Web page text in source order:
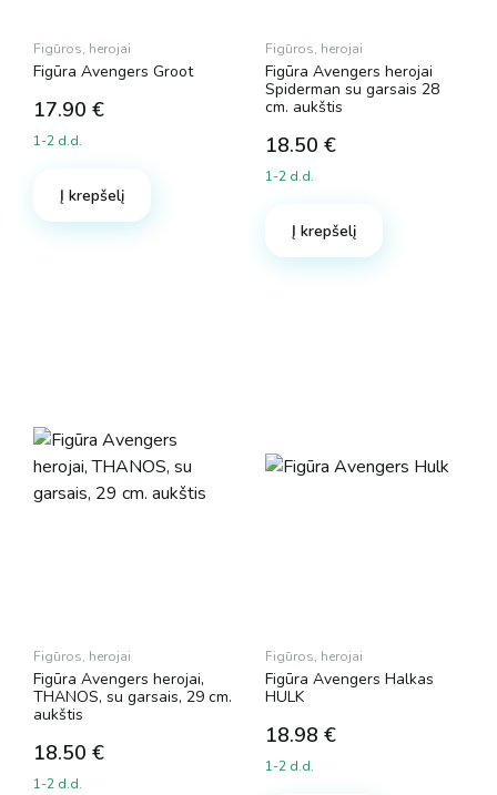
Figūros, herojai
Figūra Avengers Groot
17.90 €
1-2 d.d.
Į krepšelį
Figūros, herojai
Figūra Avengers herojai
Spiderman su garsais 28
cm. aukštis
18.50 €
1-2 d.d.
Į krepšelį
Figūros, herojai
Figūra Avengers herojai,
THANOS, su garsais, 29 cm.
aukštis
18.50 €
1-2 d.d.
Figūros, herojai
Figūra Avengers Halkas
HULK
18.98 €
1-2 d.d.